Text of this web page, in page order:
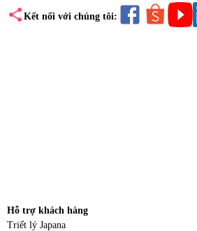
share Kết nối với chúng tôi:
Hỗ trợ khách hàng
Triết lý Japana